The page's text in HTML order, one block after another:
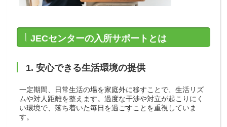
JECセンターの入所サポートとは
1. 安心できる生活環境の提供
一定期間、日常生活の場を家庭外に移すことで、生活リズ
ムや対人距離を整えます。過度な干渉や対立が起こりにく
い環境で、落ち着いた毎日を過ごすことを重視していま
す。